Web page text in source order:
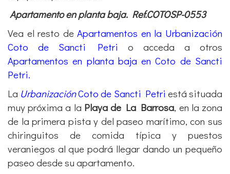
Apartamento en planta baja. Ref.COTOSP-0553
Vea el resto deApartamentos en la Urbanización
Coto de Sancti Petri
o acceda a otros
Apartamentos en planta baja en Coto de Sancti
Petri.
La UrbanizaciónCoto de Sancti Petri está situada
muy próxima a la Playa de La Barrosa, en la zona
de la primera pista y del paseo marítimo, con sus
chiringuitos de comida típica y puestos
veraniegos al que podrá llegar dando un pequeño
paseo desde su apartamento.